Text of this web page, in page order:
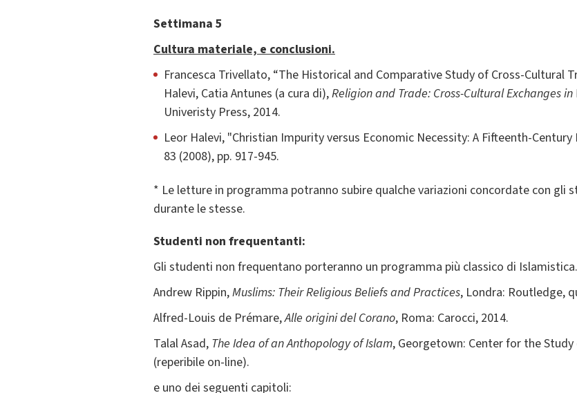
Settimana 5
Cultura materiale, e conclusioni.
Francesca Trivellato, “The Historical and Comparative Study of Cross-Cultural
Halevi, Catia Antunes (a cura di),Religion and Trade: Cross-Cultural Exchanges
Univeristy Press, 2014.
Leor Halevi, "Christian Impurity versus Economic Necessity: A Fifteenth-Century
83 (2008), pp. 917-945.
* Le letture in programma potranno subire qualche variazioni concordate con gli
durante le stesse.
Studenti non frequentanti:
Gli studenti non frequentano porteranno un programma più classico di Islamistica.
Andrew Rippin,Muslims: Their Religious Beliefs and Practices, Londra: Routledge,
Alfred-Louis de Prémare,Alle origini del Corano, Roma: Carocci, 2014.
Talal Asad, The Idea of an Anthopology of Islam, Georgetown: Center for the
(reperibile on-line).
e uno dei seguenti capitoli: